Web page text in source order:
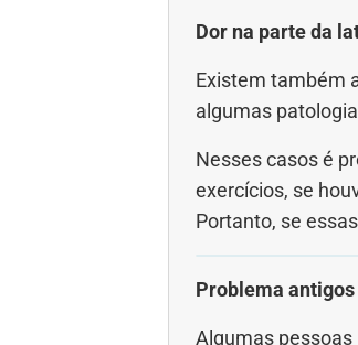
Dor na parte da
Existem também
algumas
Nesses casos é
exercícios, se
Portanto, se
Problema
Algumas pessoas